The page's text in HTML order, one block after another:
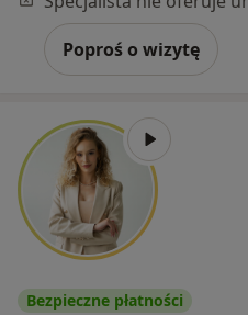
Poproś o wizytę
Bezpieczne płatności